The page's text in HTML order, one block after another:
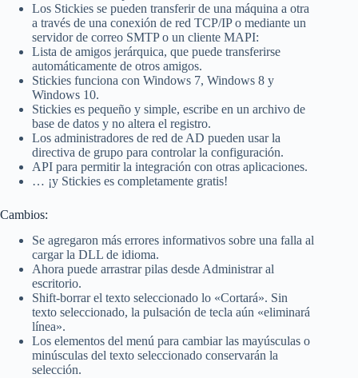
Los Stickies se pueden transferir de una máquina a otra
a través de una conexión de red TCP/IP o mediante un
servidor de correo SMTP o un cliente MAPI:
Lista de amigos jerárquica, que puede transferirse
automáticamente de otros amigos.
Stickies funciona con Windows 7, Windows 8 y
Windows 10.
Stickies es pequeño y simple, escribe en un archivo de
base de datos y no altera el registro.
Los administradores de red de AD pueden usar la
directiva de grupo para controlar la configuración.
API para permitir la integración con otras aplicaciones.
… ¡y Stickies es completamente gratis!
Cambios:
Se agregaron más errores informativos sobre una falla al
cargar la DLL de idioma.
Ahora puede arrastrar pilas desde Administrar al
escritorio.
Shift-borrar el texto seleccionado lo «Cortará». Sin
texto seleccionado, la pulsación de tecla aún «eliminará
línea».
Los elementos del menú para cambiar las mayúsculas o
minúsculas del texto seleccionado conservarán la
selección.